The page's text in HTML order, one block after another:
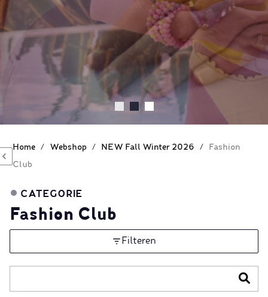
Home / Webshop / NEW Fall Winter 2026 / Fashion
Club
CATEGORIE
Fashion Club
Filteren